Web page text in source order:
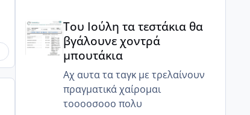
Του Ιούλη τα τεστάκια θα
βγάλουνε χοντρά
μπουτάκια
Αχ αυτα τα ταγκ με τρελαίνουν
πραγματικά χαίρομαι
τοοοοσοοο πολυ